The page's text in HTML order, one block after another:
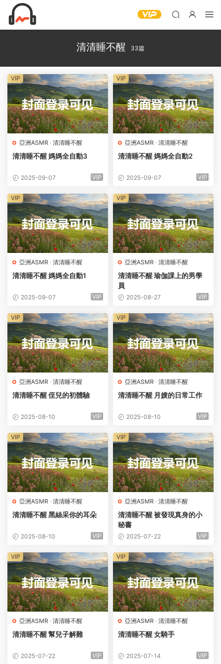
清清睡不醒 33篇
亞洲ASMR · 清清睡不醒
清清睡不醒 媽媽全自動3
2025-09-07 VIP
VIP
亞洲ASMR · 清清睡不醒
清清睡不醒 媽媽全自動2
2025-09-07 VIP
VIP
亞洲ASMR · 清清睡不醒
清清睡不醒 媽媽全自動1
2025-09-07 VIP
VIP
亞洲ASMR · 清清睡不醒
清清睡不醒 瑜伽課上的男學
員
2025-08-27 VIP
VIP
亞洲ASMR · 清清睡不醒
清清睡不醒 侄兒的初體驗
2025-08-10 VIP
VIP
亞洲ASMR · 清清睡不醒
清清睡不醒 月嫂的日常工作
2025-08-10 VIP
VIP
亞洲ASMR · 清清睡不醒
清清睡不醒 黑絲采你的耳朵
2025-08-10 VIP
VIP
亞洲ASMR · 清清睡不醒
清清睡不醒 被發現真身的小
秘書
2025-07-22 VIP
VIP
亞洲ASMR · 清清睡不醒
清清睡不醒 幫兒子解難
2025-07-22 VIP
VIP
亞洲ASMR · 清清睡不醒
清清睡不醒 女騎手
2025-07-14 VIP
VIP